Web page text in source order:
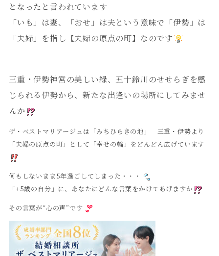
となったと言われています
「いも」は妻、「おせ」は夫という意味で「伊勢」は
「夫婦」を指し【夫婦の原点の町】なのです
三重・伊勢神宮の美しい緑、五十鈴川のせせらぎを感
じられる伊勢から、新たな出逢いの場所にしてみませ
んか
ザ・ベストマリアージュは「みちひらきの地」 三重・伊勢より
「夫婦の原点の町」として「幸せの輪」をどんどん広げています
何もしないまま5年過ごしてしまった・・・
「+5歳の自分」に、あなたにどんな言葉をかけてあげますか
その言葉が“心の声”です